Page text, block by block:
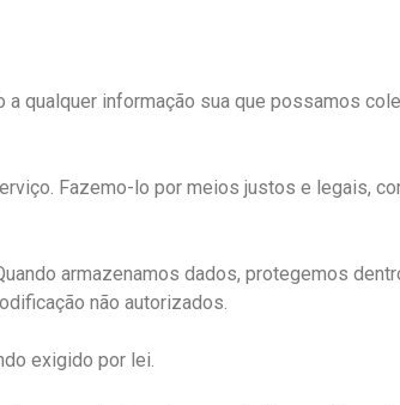
qualquer informação sua que possamos
Fazemo-lo por meios justos e legais,
armazenamos dados, protegemos
não autorizados.
exigido por lei.